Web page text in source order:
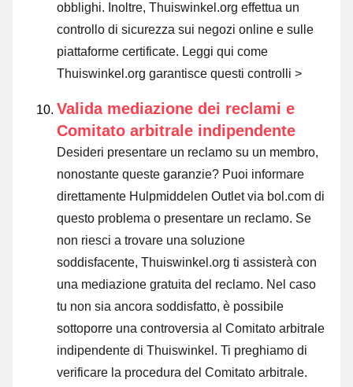
obblighi. Inoltre, Thuiswinkel.org effettua un
controllo di sicurezza sui negozi online e sulle
piattaforme certificate. Leggi qui come
Thuiswinkel.org garantisce questi controlli >
Valida mediazione dei reclami e
Comitato arbitrale indipendente
Desideri presentare un reclamo su un membro,
nonostante queste garanzie? Puoi informare
direttamente Hulpmiddelen Outlet via bol.com di
questo problema o presentare un reclamo. Se
non riesci a trovare una soluzione
soddisfacente, Thuiswinkel.org ti assisterà con
una mediazione gratuita del reclamo. Nel caso
tu non sia ancora soddisfatto, è possibile
sottoporre una controversia al Comitato arbitrale
indipendente di Thuiswinkel. Ti preghiamo di
verificare la procedura del Comitato arbitrale.